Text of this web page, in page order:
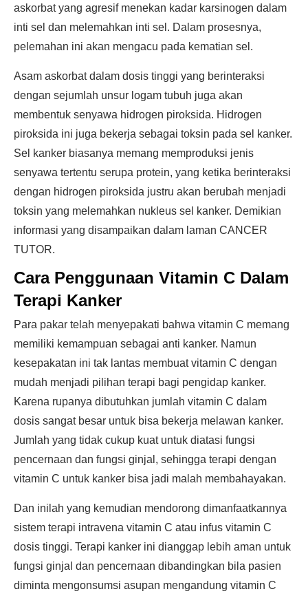
askorbat yang agresif menekan kadar karsinogen dalam
inti sel dan melemahkan inti sel. Dalam prosesnya,
pelemahan ini akan mengacu pada kematian sel.
Asam askorbat dalam dosis tinggi yang berinteraksi
dengan sejumlah unsur logam tubuh juga akan
membentuk senyawa hidrogen piroksida. Hidrogen
piroksida ini juga bekerja sebagai toksin pada sel kanker.
Sel kanker biasanya memang memproduksi jenis
senyawa tertentu serupa protein, yang ketika berinteraksi
dengan hidrogen piroksida justru akan berubah menjadi
toksin yang melemahkan nukleus sel kanker. Demikian
informasi yang disampaikan dalam laman CANCER
TUTOR.
Cara Penggunaan Vitamin C Dalam
Terapi Kanker
Para pakar telah menyepakati bahwa vitamin C memang
memiliki kemampuan sebagai anti kanker. Namun
kesepakatan ini tak lantas membuat vitamin C dengan
mudah menjadi pilihan terapi bagi pengidap kanker.
Karena rupanya dibutuhkan jumlah vitamin C dalam
dosis sangat besar untuk bisa bekerja melawan kanker.
Jumlah yang tidak cukup kuat untuk diatasi fungsi
pencernaan dan fungsi ginjal, sehingga terapi dengan
vitamin C untuk kanker bisa jadi malah membahayakan.
Dan inilah yang kemudian mendorong dimanfaatkannya
sistem terapi intravena vitamin C atau infus vitamin C
dosis tinggi. Terapi kanker ini dianggap lebih aman untuk
fungsi ginjal dan pencernaan dibandingkan bila pasien
diminta mengonsumsi asupan mengandung vitamin C